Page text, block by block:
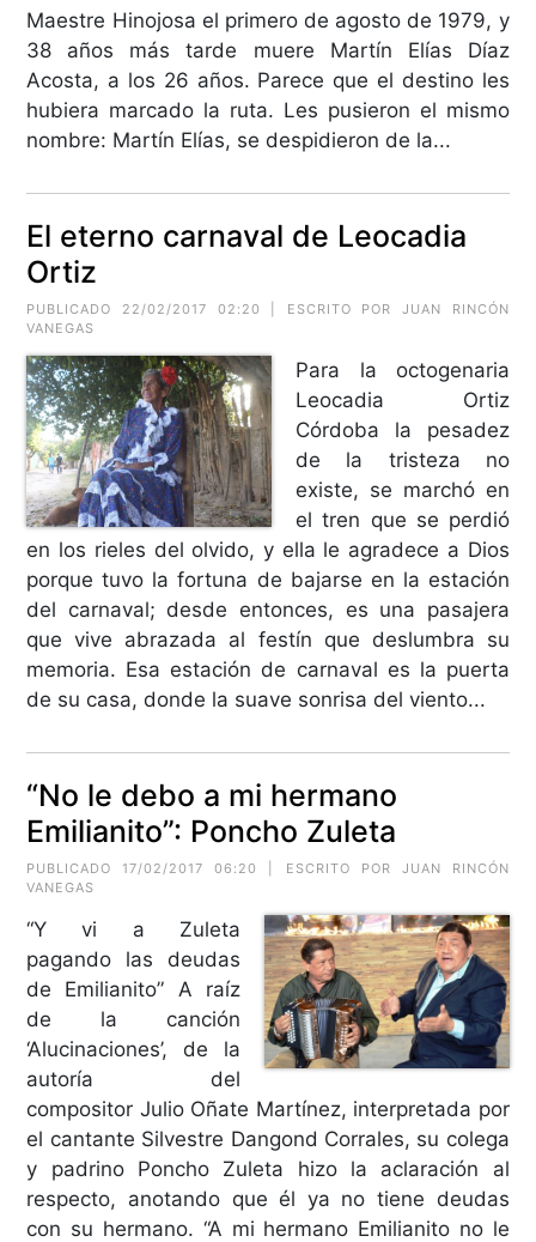
Maestre Hinojosa el primero de agosto de 1979, y
38 años más tarde muere Martín Elías Díaz
Acosta, a los 26 años. Parece que el destino les
hubiera marcado la ruta. Les pusieron el mismo
nombre: Martín Elías, se despidieron de la...
El eterno carnaval de Leocadia
Ortiz
PUBLICADO 22/02/2017 02:20 | ESCRITO POR JUAN RINCÓN
VANEGAS
Para la octogenaria
Leocadia Ortiz
Córdoba la pesadez
de la tristeza no
existe, se marchó en
el tren que se perdió
en los rieles del olvido, y ella le agradece a Dios
porque tuvo la fortuna de bajarse en la estación
del carnaval; desde entonces, es una pasajera
que vive abrazada al festín que deslumbra su
memoria. Esa estación de carnaval es la puerta
de su casa, donde la suave sonrisa del viento...
“No le debo a mi hermano
Emilianito”: Poncho Zuleta
PUBLICADO 17/02/2017 06:20 | ESCRITO POR JUAN RINCÓN
VANEGAS
“Y vi a Zuleta
pagando las deudas
de Emilianito” A raíz
de la canción
‘Alucinaciones’, de la
autoría del
compositor Julio Oñate Martínez, interpretada por
el cantante Silvestre Dangond Corrales, su colega
y padrino Poncho Zuleta hizo la aclaración al
respecto, anotando que él ya no tiene deudas
con su hermano. “A mi hermano Emilianito no le